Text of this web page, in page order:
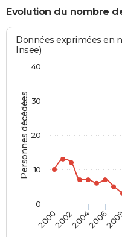
Evolution du nombre
Personnes décédées
Données exprimées en
Insee)
2000200220042006
0
10
20
30
40